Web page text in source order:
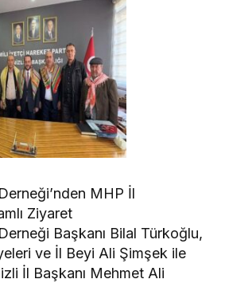
MHP İl
Ziyaret
Başkanı Bilal Türkoğlu,
ve İl Beyi Ali Şimşek ile
İl Başkanı Mehmet Ali